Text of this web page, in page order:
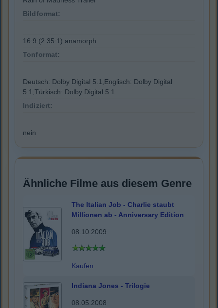
Bildformat:
16:9 (2.35:1) anamorph
Tonformat:
Deutsch: Dolby Digital 5.1,Englisch: Dolby Digital
5.1,Türkisch: Dolby Digital 5.1
Indiziert:
nein
Ähnliche Filme aus diesem Genre
The Italian Job - Charlie staubt
Millionen ab - Anniversary Edition
08.10.2009
Kaufen
Indiana Jones - Trilogie
08.05.2008